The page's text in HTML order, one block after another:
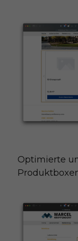
Optimierte